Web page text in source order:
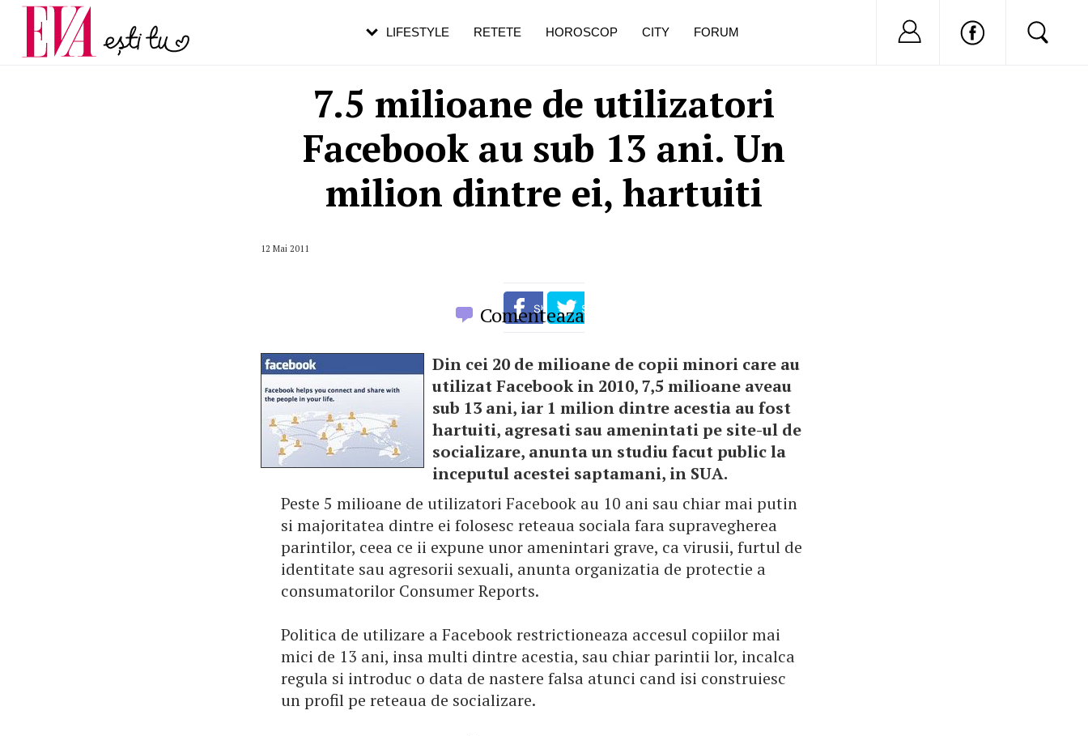
7.5 milioane de utilizatori
Facebook au sub 13 ani. Un
milion dintre ei, hartuiti
12 Mai 2011
Comenteaza
Din cei 20 de milioane de copii minori care au
utilizat Facebook in 2010, 7,5 milioane aveau
sub 13 ani, iar 1 milion dintre acestia au fost
hartuiti, agresati sau amenintati pe site-ul de
socializare, anunta un studiu facut public la
inceputul acestei saptamani, in SUA.
Peste 5 milioane de utilizatori Facebook au 10 ani sau chiar mai putin
si majoritatea dintre ei folosesc reteaua sociala fara supravegherea
parintilor, ceea ce ii expune unor amenintari grave, ca virusii, furtul de
identitate sau agresorii sexuali, anunta organizatia de protectie a
consumatorilor Consumer Reports.
Politica de utilizare a Facebook restrictioneaza accesul copiilor mai
mici de 13 ani, insa multi dintre acestia, sau chiar parintii lor, incalca
regula si introduc o data de nastere falsa atunci cand isi construiesc
un profil pe reteaua de socializare.
LIFESTYLE RETETE HOROSCOP CITY FORUM Nu ai cont?
Carieră
Actualitate
pe măsură ce înaintezi în vârstă
de dureroasă este investigația